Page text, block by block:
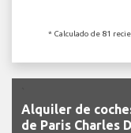
* Calculado de 81
Alquiler de
de Paris Charles